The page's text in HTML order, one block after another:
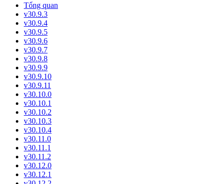
Tổng quan
v30.9.3
v30.9.4
v30.9.5
v30.9.6
v30.9.7
v30.9.8
v30.9.9
v30.9.10
v30.9.11
v30.10.0
v30.10.1
v30.10.2
v30.10.3
v30.10.4
v30.11.0
v30.11.1
v30.11.2
v30.12.0
v30.12.1